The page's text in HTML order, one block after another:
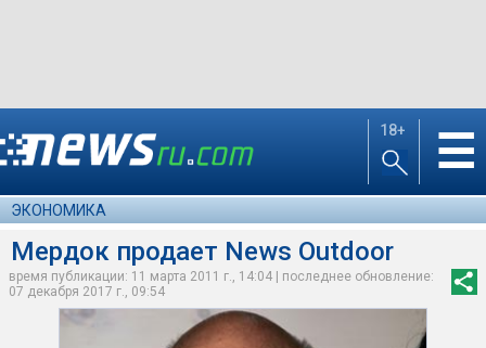
18+ ☰
ЭКОНОМИКА
Мердок продает News Outdoor
время публикации: 11 марта 2011 г., 14:04 | последнее обновление:
07 декабря 2017 г., 09:54